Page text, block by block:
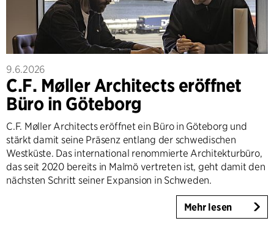
9.6.2026
C.F. Møller Architects eröffnet
Büro in Göteborg
C.F. Møller Architects eröffnet ein Büro in Göteborg und
stärkt damit seine Präsenz entlang der schwedischen
Westküste. Das international renommierte Architekturbüro,
das seit 2020 bereits in Malmö vertreten ist, geht damit den
nächsten Schritt seiner Expansion in Schweden.
Mehr lesen